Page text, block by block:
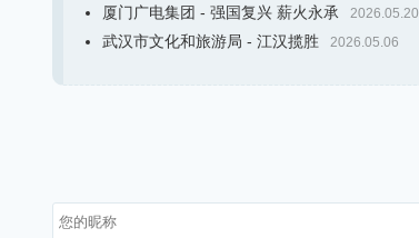
厦门广电集团 - 强国复兴 薪火永承 2026.05.20
武汉市文化和旅游局 - 江汉揽胜 2026.05.06